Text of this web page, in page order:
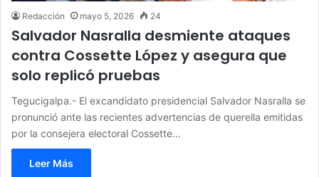
Redacción mayo 5, 2026 24
Salvador Nasralla desmiente ataques
contra Cossette López y asegura que
solo replicó pruebas
Tegucigalpa.- El excandidato presidencial Salvador Nasralla se
pronunció ante las recientes advertencias de querella emitidas
por la consejera electoral Cossette…
Leer Más